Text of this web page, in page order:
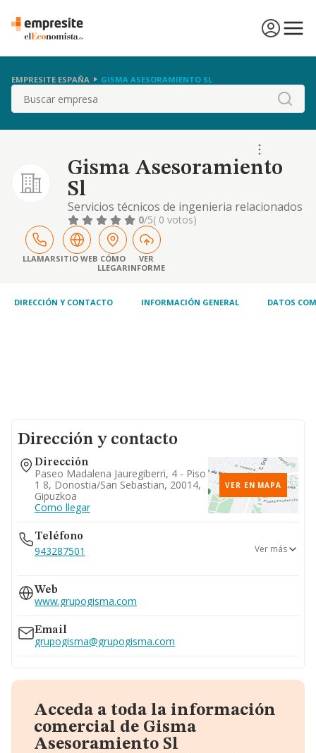
EMPRESITE ESPAÑA GISMA ASESORAMIENTO SL
Buscar
Gisma Asesoramiento
Sl
Servicios técnicos de ingenieria relacionados
con normas de calidad y de medio ambiente
0/5( 0 votos)
LLAMARSITIO WEB CÓMO
LLEGAR
VER
INFORME
DIRECCIÓN Y CONTACTO INFORMACIÓN GENERAL DATOS
Dirección y contacto
Dirección
Paseo Madalena Jauregiberri, 4 - Piso
1 8, Donostia/san Sebastian, 20014,
Gipuzkoa
Como llegar
VER EN MAPA
Teléfono
943287501
682...
Ver teléfono 682...
Ver más
Web
www.grupogisma.com
Email
grupogisma@grupogisma.com
Acceda a toda la información
comercial de Gisma
Asesoramiento Sl